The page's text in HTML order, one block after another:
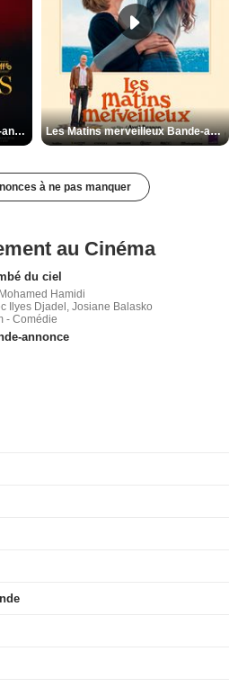
Les Silences de Riyad Bande-annonce VO STFR Les Matins merveilleux Bande-annonce VF
à ne pas manquer
au Cinéma
du ciel
Hamidi
Ilyes Djadel, Josiane Balasko
- Comédie
annonce